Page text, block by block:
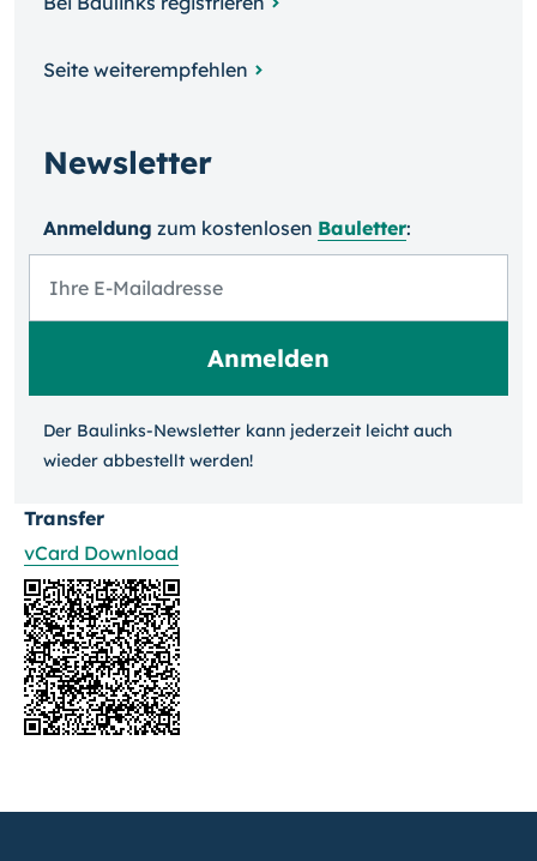
Seite weiterempfehlen
Newsletter
Anmeldung zum kosten­losen Bauletter:
Der Baulinks-Newsletter kann jeder­zeit leicht auch
wieder ab­bestellt werden!
Transfer
vCard Download